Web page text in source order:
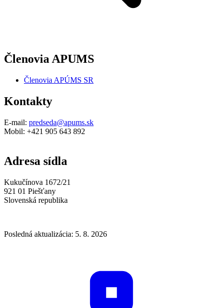
Členovia APUMS
Členovia APÚMS SR
Kontakty
E-mail: predseda@apums.sk
Mobil: +421 905 643 892
Adresa sídla
Kukučínova 1672/21
921 01 Piešťany
Slovenská republika
Posledná aktualizácia: 5. 8. 2026